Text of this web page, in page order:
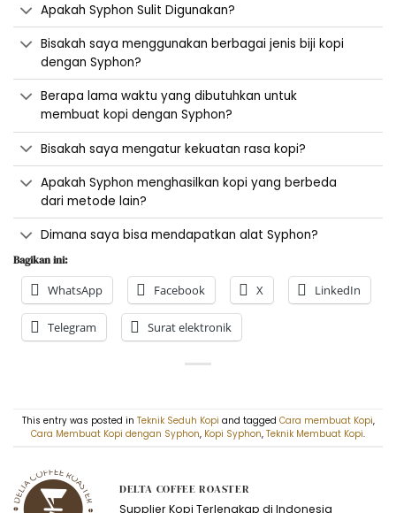
Apakah Syphon Sulit Digunakan?
Bisakah saya menggunakan berbagai jenis biji kopi
dengan Syphon?
Berapa lama waktu yang dibutuhkan untuk
membuat kopi dengan Syphon?
Bisakah saya mengatur kekuatan rasa kopi?
Apakah Syphon menghasilkan kopi yang berbeda
dari metode lain?
Dimana saya bisa mendapatkan alat Syphon?
Bagikan ini:
WhatsApp Facebook X LinkedIn
Telegram Surat elektronik
This entry was posted in Teknik Seduh Kopi and tagged Cara membuat Kopi,
Cara Membuat Kopi dengan Syphon, Kopi Syphon, Teknik Membuat Kopi.
DELTA COFFEE ROASTER
Supplier Kopi Terlengkap di Indonesia